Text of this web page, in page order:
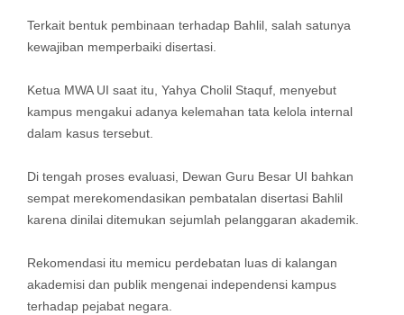
Terkait bentuk pembinaan terhadap Bahlil, salah satunya
kewajiban memperbaiki disertasi.
Ketua MWA UI saat itu, Yahya Cholil Staquf, menyebut
kampus mengakui adanya kelemahan tata kelola internal
dalam kasus tersebut.
Di tengah proses evaluasi, Dewan Guru Besar UI bahkan
sempat merekomendasikan pembatalan disertasi Bahlil
karena dinilai ditemukan sejumlah pelanggaran akademik.
Rekomendasi itu memicu perdebatan luas di kalangan
akademisi dan publik mengenai independensi kampus
terhadap pejabat negara.